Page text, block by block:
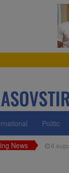
Politic
News 6